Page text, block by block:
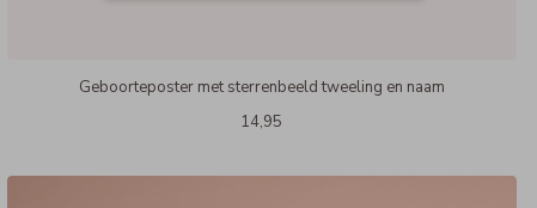
Geboorteposter met sterrenbeeld tweeling en naam
14,95